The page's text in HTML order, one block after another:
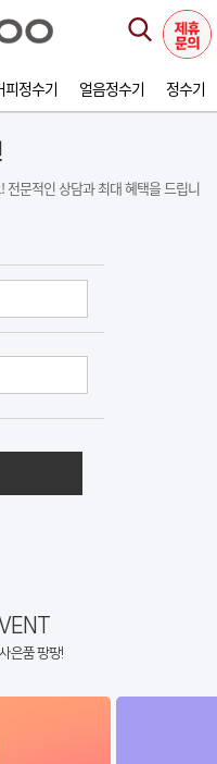
피정수기 얼음정수기 정수기
문적인 상담과 최대 혜택을 드립니
은품 팡팡!